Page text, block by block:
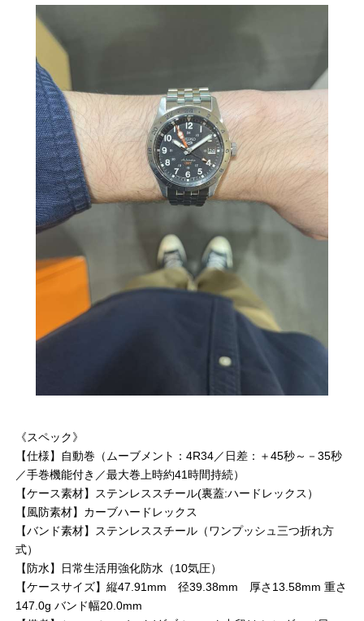
《スペック》
【仕様】自動巻（ムーブメント：4R34／日差：＋45秒～－35秒
／手巻機能付き／最大巻上時約41時間持続）
【ケース素材】ステンレススチール(裏蓋:ハードレックス）
【風防素材】カーブハードレックス
【バンド素材】ステンレススチール（ワンプッシュ三つ折れ方
式）
【防水】日常生活用強化防水（10気圧）
【ケースサイズ】縦47.91mm 径39.38mm 厚さ13.58mm 重さ
147.0g バンド幅20.0mm